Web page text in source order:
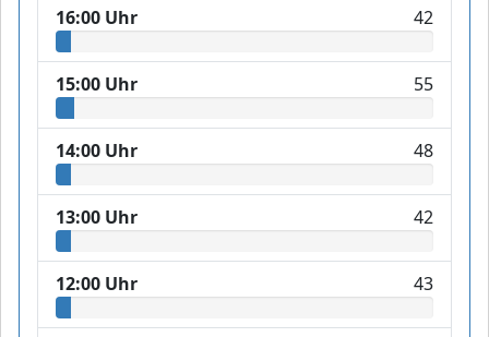
16:00 Uhr 42
15:00 Uhr 55
14:00 Uhr 48
13:00 Uhr 42
12:00 Uhr 43